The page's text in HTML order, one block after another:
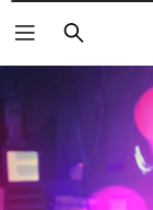
Suchen